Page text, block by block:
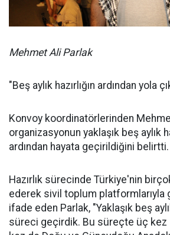
Mehmet Ali Parlak
"Beş aylık hazırlığın ardından yola
Konvoy koordinatörlerinden
organizasyonun yaklaşık beş aylık
ardından hayata geçirildiğini belirtti.
Hazırlık sürecinde Türkiye'nin
ederek sivil toplum platformlarıyla
ifade eden Parlak, "Yaklaşık beş
süreci geçirdik. Bu süreçte üç kez